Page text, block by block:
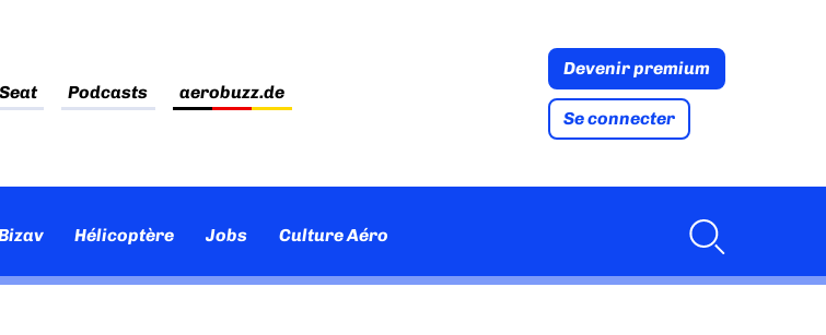
Podcasts aerobuzz.de
Devenir premium
Se connecter
Hélicoptère Jobs Culture Aéro